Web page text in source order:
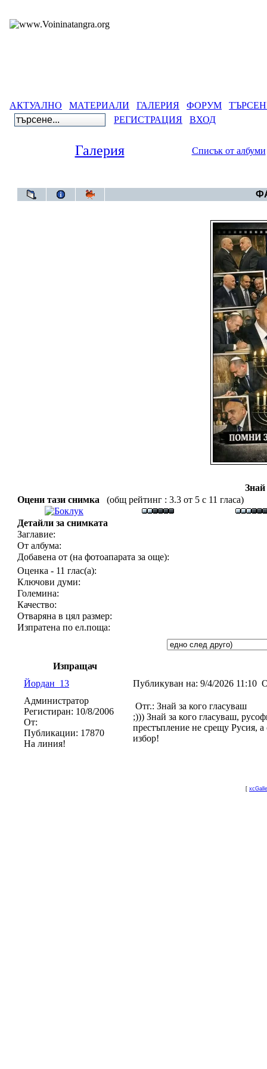
АКТУАЛНО МАТЕРИАЛИ ГАЛЕРИЯ ФОРУМ
РЕГИСТРАЦИЯ
ВХОД
Галерия Списък от албуми
Знай
Оцени тази снимка
(общ рейтинг : 3.3 от 5 с 11 гласа)
Детайли за снимката
Заглавие:
От албума:
Добавена от (на фотоапарата за още):
Оценка - 11 глас(а):
Ключови думи:
Големина:
Качество:
Отваряна в цял размер:
Изпратена по ел.поща:
Изпращач
Йордан_13
Публикуван на: 9/4/2026 11:10
Администратор
Регистиран: 10/8/2006
От:
Публикации: 17870
На линия!
Отг.: Знай за кого гласуваш
;))) Знай за кого гласуваш,
престъпление не срещу Русия,
избор!
[